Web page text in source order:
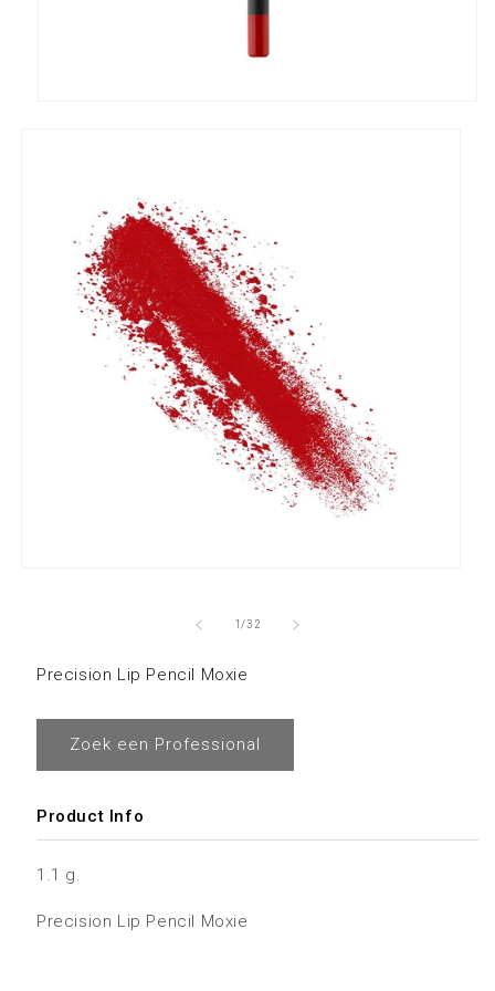
1/van
32
Precision Lip Pencil Moxie
Zoek een Professional
Product Info
1.1 g.
Precision Lip Pencil Moxie